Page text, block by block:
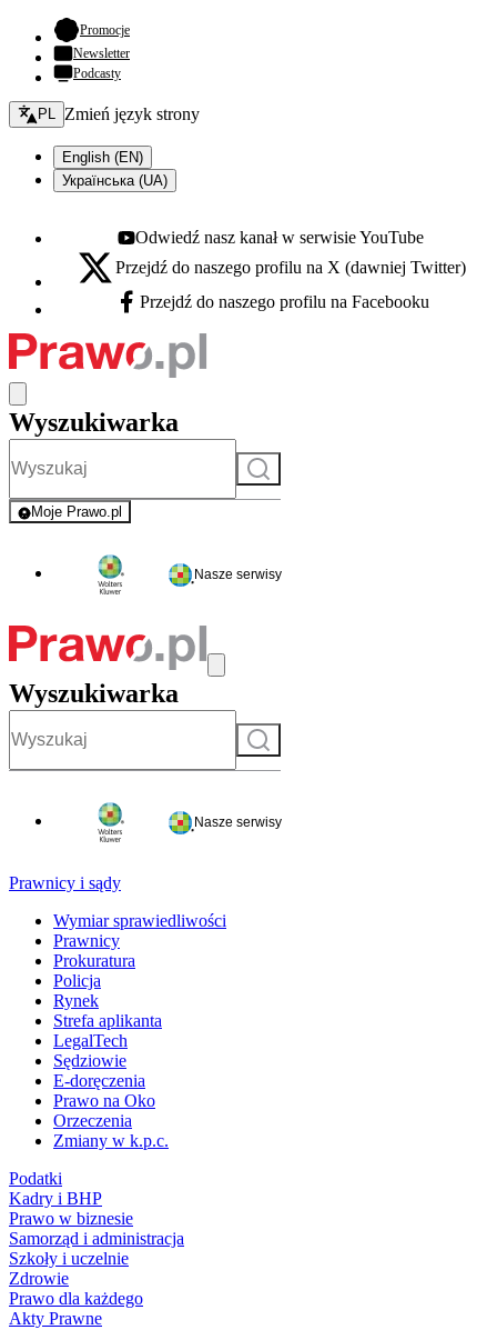
Promocje- otwiera się w nowej karcie
Newsletter
Podcasty
Zmień język - bieżący:
PL Zmień język strony
English (EN)
Українська (UA)
Youtube - otwiera się w nowej karcie
Odwiedź nasz kanał w serwisie YouTube
X - otwiera się w nowej karcie
Przejdź do naszego profilu na X (dawniej Twitter)
Facebook - otwiera się w nowej karcie
Przejdź do naszego profilu na Facebooku
Wyszukiwarka
Szukaj
Moje Prawo.pl
- rejestracja i logowanie do serwisu
Nasze serwisy
Wyszukiwarka
Szukaj
Nasze serwisy
Prawnicy i sądy
Wymiar sprawiedliwości
Prawnicy
Prokuratura
Policja
Rynek
Strefa aplikanta
LegalTech
Sędziowie
E-doręczenia
Prawo na Oko
Orzeczenia
Zmiany w k.p.c.
Podatki
Kadry i BHP
Prawo w biznesie
Samorząd i administracja
Szkoły i uczelnie
Zdrowie
Prawo dla każdego
Akty Prawne